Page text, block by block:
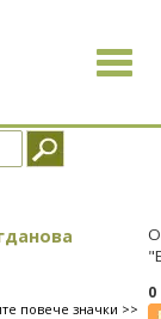
Toggle
повече значки >>